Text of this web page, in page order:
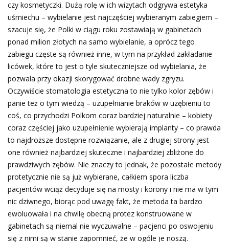
czy kosmetyczki. Dużą rolę w ich wizytach odgrywa estetyka
uśmiechu – wybielanie jest najczęściej wybieranym zabiegiem –
szacuje się, że Polki w ciągu roku zostawiają w gabinetach
ponad milion złotych na samo wybielanie, a oprócz tego
zabiegu częste są również inne, w tym na przykład zakładanie
licówek, które to jest o tyle skuteczniejsze od wybielania, że
pozwala przy okazji skorygować drobne wady zgryzu.
Oczywiście stomatologia estetyczna to nie tylko kolor zębów i
panie też o tym wiedzą – uzupełnianie braków w uzębieniu to
coś, co przychodzi Polkom coraz bardziej naturalnie – kobiety
coraz częściej jako uzupełnienie wybierają implanty – co prawda
to najdroższe dostępne rozwiązanie, ale z drugiej strony jest
one również najbardziej skuteczne i najbardziej zbliżone do
prawdziwych zębów. Nie znaczy to jednak, że pozostałe metody
protetycznie nie są już wybierane, całkiem spora liczba
pacjentów wciąż decyduje się na mosty i korony i nie ma w tym
nic dziwnego, biorąc pod uwagę fakt, że metoda ta bardzo
ewoluowała i na chwilę obecną protez konstruowane w
gabinetach są niemal nie wyczuwalne – pacjenci po oswojeniu
się z nimi są w stanie zapomnieć, że w ogóle je noszą.